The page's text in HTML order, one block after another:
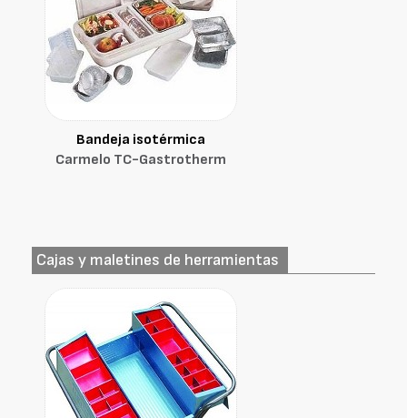
Bandeja isotérmica
Carmelo TC-Gastrotherm
Cajas y maletines de herramientas